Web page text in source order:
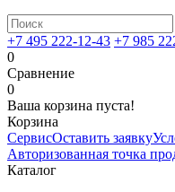
+7 495 222-12-43 +7 985
0
Сравнение
0
Ваша корзина пуста!
Корзина
СервисОставить заявку
Авторизованная точка
Каталог